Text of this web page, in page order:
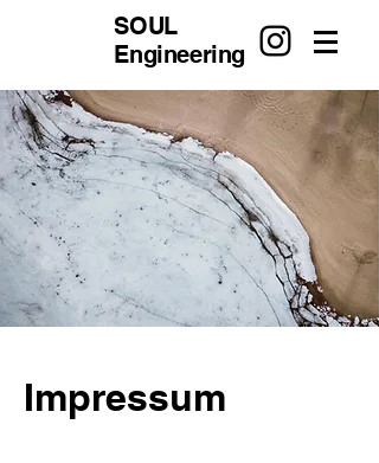
SOUL
Engineering
Impressum